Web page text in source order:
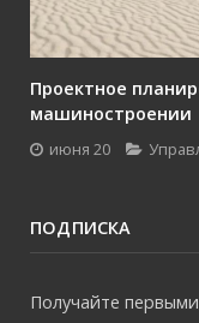
Проектное
машиностроении
июня 20
ПОДПИСКА
Получайте